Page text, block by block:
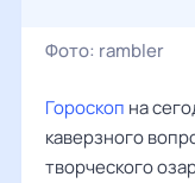
Фото: rambler
Гороскоп на
каверзного
творческого